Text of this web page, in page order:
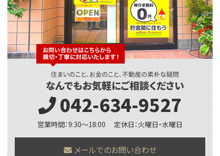
042-634-9527
営業時間：9:30〜18:00 定休日：火曜日・水曜日
メールでのお問い合わせ